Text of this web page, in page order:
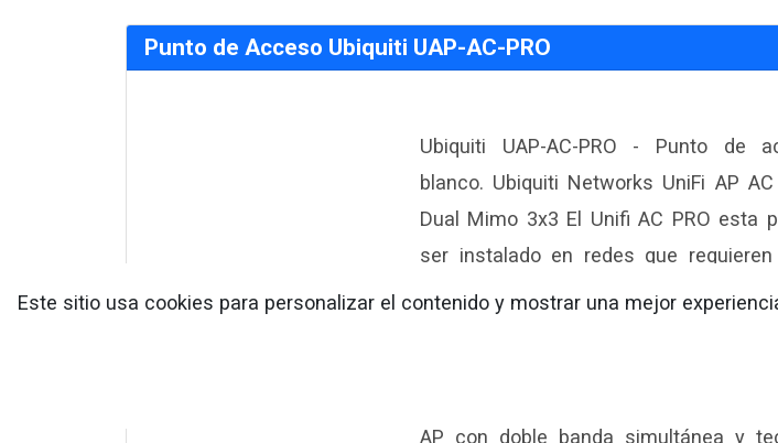
Punto de Acceso Ubiquiti UAP-AC-PRO
Ubiquiti UAP-AC-PRO - Punto de
blanco. Ubiquiti Networks UniFi AP
Dual Mimo 3x3 El Unifi AC PRO esta
ser instalado en redes que
rendimiento, ya sea en interior o
AP con doble banda simultánea y
Este sitio usa cookies para personalizar el contenido y mostrar una mejor